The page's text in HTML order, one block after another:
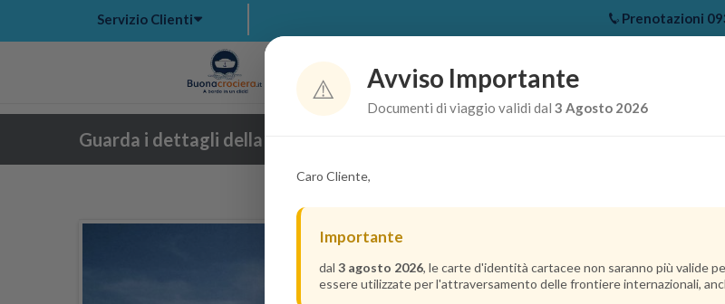
Servizio Clienti Prenotazioni
Home Chi Siamo Offerte Crociere
Guarda i dettagli della crociera
⚠️ Avviso Importante
Documenti di viaggio validi dal 3 Agosto 2026
Caro Cliente,
Importante
dal 3 agosto 2026, le carte d'identità cartacee non saranno più valide
essere utilizzate per l'attraversamento delle frontiere internazionali,